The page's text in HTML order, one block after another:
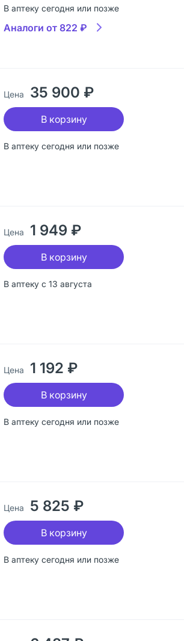
В аптеку сегодня или позже
Аналоги от 822 ₽
В аптеку сегодня или позже
Цена 35 900 ₽
В корзину
В аптеку с 13 августа
Цена 1 949 ₽
В корзину
В аптеку сегодня или позже
Цена 1 192 ₽
В корзину
В аптеку сегодня или позже
Цена 5 825 ₽
В корзину